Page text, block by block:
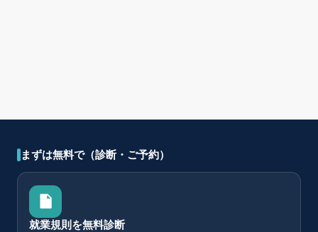
まずは無料で（診断・ご予約）
就業規則を無料診断